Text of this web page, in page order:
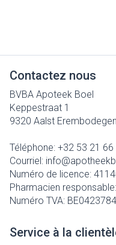
Contactez nous
BVBA Apoteek Boel
Keppestraat 1
9320 Aalst
Téléphone: +32 53 21 66
Courriel: info@
Numéro de licence:
Pharmacien responsable:
Numéro TVA:
Service à la